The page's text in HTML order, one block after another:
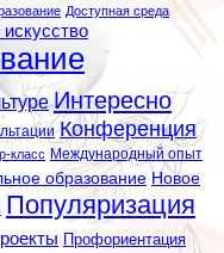
Доступная среда
Интересно
Конференция
класс Международный опыт
образование Новое
Популяризация
Профориентация